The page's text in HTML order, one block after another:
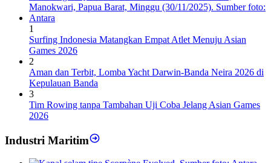
1
Surfing Indonesia Matangkan Empat Atlet Menuju Asian
Games 2026
2
Aman dan Terbit, Lomba Yacht Darwin-Banda Neira 2026 di
Kepulauan Banda
3
Tim Rowing tanpa Tambahan Uji Coba Jelang Asian Games
2026
Industri Maritim